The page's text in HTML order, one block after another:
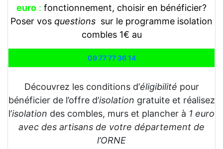
euro : fonctionnement, choisir en bénéficier?
Poser vos questions sur le programme isolation
combles 1€ au
09 77 77 36 14
Découvrez les conditions d’éligibilité pour
bénéficier de l’offre d’isolation gratuite et réalisez
l’isolation des combles, murs et plancher à 1 euro
avec des artisans de votre département de
l’ORNE